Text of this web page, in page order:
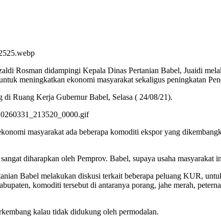
Rosman didampingi Kepala Dinas Pertanian Babel, Juaidi
meningkatkan ekonomi masyarakat sekaligus peningkatan
Ruang Kerja Gubernur Babel, Selasa ( 24/08/21).
masyarakat ada beberapa komoditi ekspor yang
diharapkan oleh Pemprov. Babel, supaya usaha masyarakat
Babel melakukan diskusi terkait beberapa peluang KUR,
komoditi tersebut di antaranya porang, jahe merah,
kalau tidak didukung oleh permodalan.